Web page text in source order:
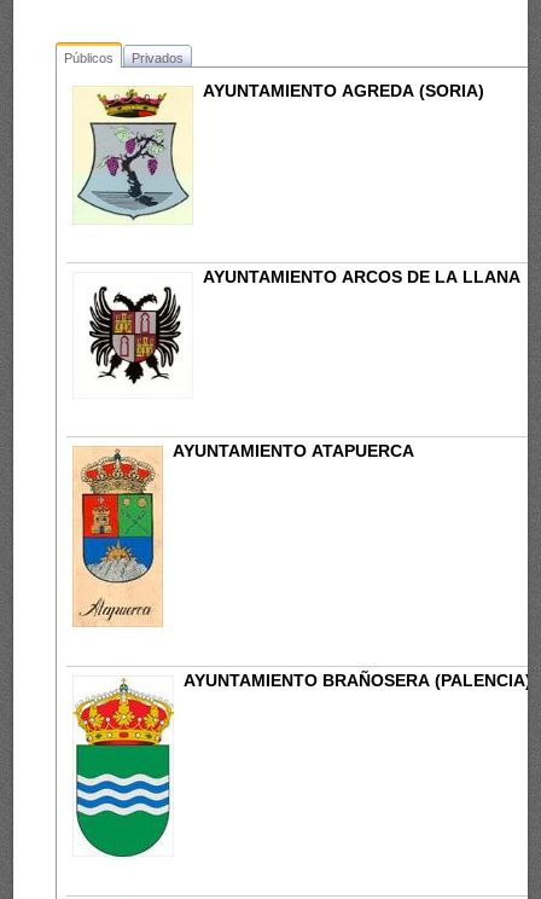
Públicos Privados
AYUNTAMIENTO AGREDA (SORIA)
AYUNTAMIENTO ARCOS DE LA LLANA
AYUNTAMIENTO ATAPUERCA
AYUNTAMIENTO BRAÑOSERA (PALENCIA)